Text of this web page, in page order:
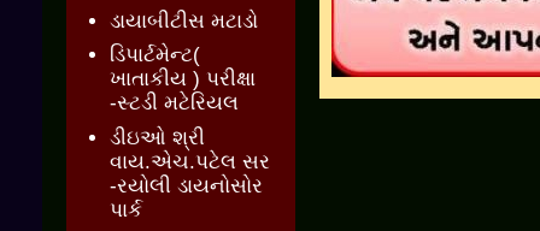
ડાયાબીટીસ મટાડો
ડિપાર્ટમેન્ટ(
ખાતાકીય ) પરીક્ષા
-સ્ટડી મટેરિયલ
ડીઇઓ શ્રી
વાય.એચ.પટેલ સર
-રયોલી ડાયનોસોર
પાર્ક